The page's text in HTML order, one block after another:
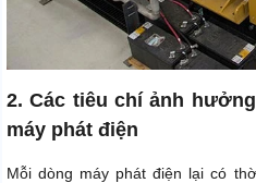
2. Các tiêu chí ảnh
máy phát điện
Mỗi dòng máy phát điện lại có